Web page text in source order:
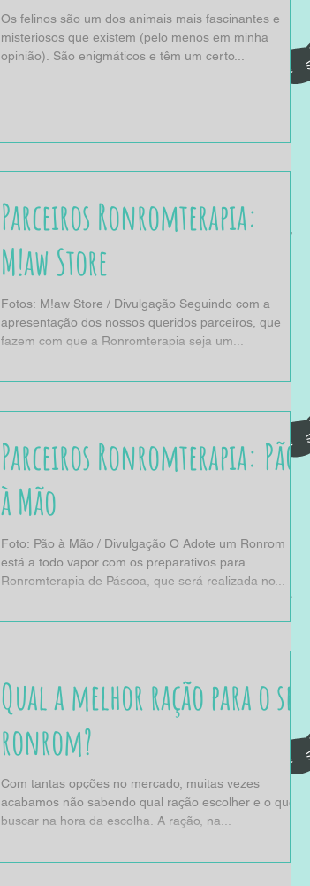
Os felinos são um dos animais mais fascinantes e
misteriosos que existem (pelo menos em minha
opinião). São enigmáticos e têm um certo...
Parceiros Ronromterapia:
M!aw Store
Fotos: M!aw Store / Divulgação Seguindo com a
apresentação dos nossos queridos parceiros, que
fazem com que a Ronromterapia seja um...
Parceiros Ronromterapia: Pão
à Mão
Foto: Pão à Mão / Divulgação O Adote um Ronrom
está a todo vapor com os preparativos para
Ronromterapia de Páscoa, que será realizada no...
Qual a melhor ração para o seu
ronrom?
Com tantas opções no mercado, muitas vezes
acabamos não sabendo qual ração escolher e o que
buscar na hora da escolha. A ração, na...